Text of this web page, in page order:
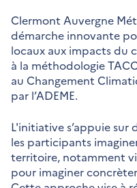
Clermont Auvergne
démarche innovante
locaux aux impacts du
à la méthodologie
au Changement
par l’ADEME.
L'initiative s’appuie sur
les participants
territoire, notamment
pour imaginer